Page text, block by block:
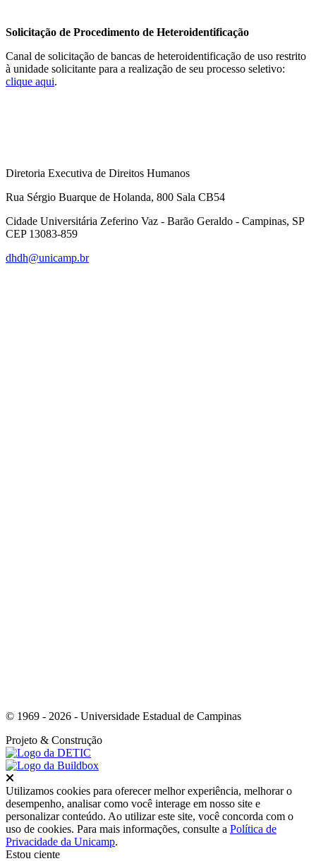
Solicitação de Procedimento de Heteroidentificação
Canal de solicitação de bancas de heteroidentificação de uso restrito
à unidade solicitante para a realização de seu processo seletivo:
clique aqui.
Diretoria Executiva de Direitos Humanos
Rua Sérgio Buarque de Holanda, 800 Sala CB54
Cidade Universitária Zeferino Vaz - Barão Geraldo - Campinas, SP
CEP 13083-859
dhdh@unicamp.br
© 1969 - 2026 - Universidade Estadual de Campinas
Projeto & Construção
Utilizamos cookies para oferecer melhor experiência, melhorar o
desempenho, analisar como você interage em nosso site e
personalizar conteúdo. Ao utilizar este site, você concorda com o
uso de cookies. Para mais informações, consulte a Política de
Privacidade da Unicamp.
Estou ciente